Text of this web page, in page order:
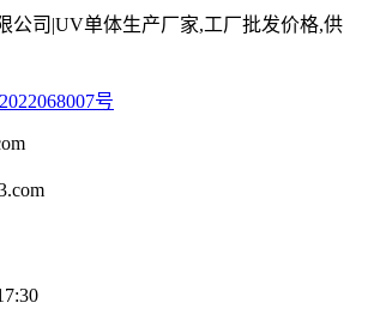
公司|UV单体生产厂家,工厂批发价格,供
号